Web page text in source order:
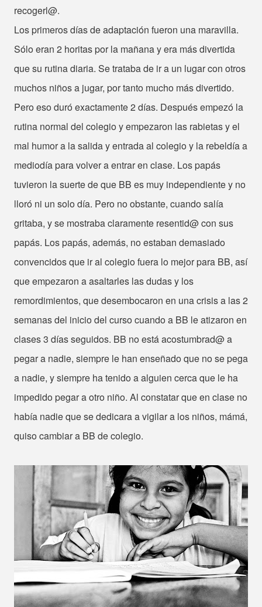
recogerl@.
Los primeros días de adaptación fueron una maravilla.
Sólo eran 2 horitas por la mañana y era más divertida
que su rutina diaria. Se trataba de ir a un lugar con otros
muchos niños a jugar, por tanto mucho más divertido.
Pero eso duró exactamente 2 días. Después empezó la
rutina normal del colegio y empezaron las rabietas y el
mal humor a la salida y entrada al colegio y la rebeldía a
mediodía para volver a entrar en clase. Los papás
tuvieron la suerte de que BB es muy independiente y no
lloró ni un solo día. Pero no obstante, cuando salía
gritaba, y se mostraba claramente resentid@ con sus
papás. Los papás, además, no estaban demasiado
convencidos que ir al colegio fuera lo mejor para BB, así
que empezaron a asaltarles las dudas y los
remordimientos, que desembocaron en una crisis a las 2
semanas del inicio del curso cuando a BB le atizaron en
clases 3 días seguidos. BB no está acostumbrad@ a
pegar a nadie, siempre le han enseñado que no se pega
a nadie, y siempre ha tenido a alguien cerca que le ha
impedido pegar a otro niño. Al constatar que en clase no
había nadie que se dedicara a vigilar a los niños, mámá,
quiso cambiar a BB de colegio.